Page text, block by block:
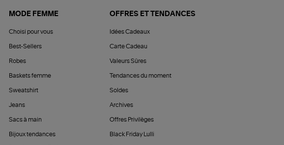
MODE FEMME
Choisi pour vous
Best-Sellers
Robes
Baskets femme
Sweatshirt
Jeans
Sacs à main
Bijoux tendances
OFFRES ET TENDANCES
Idées Cadeaux
Carte Cadeau
Valeurs Sûres
Tendances du moment
Soldes
Archives
Offres Privilèges
Black Friday Lulli